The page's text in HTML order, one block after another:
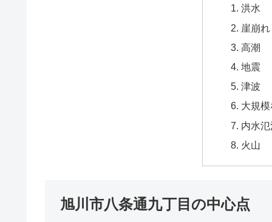
洪水
崖崩
高潮
地震
津波
大規
内水
火山
旭川市八条通九丁目の中心点